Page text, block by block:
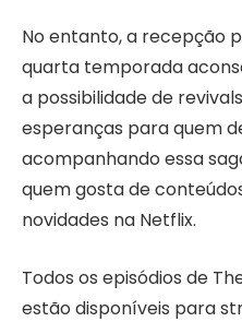
No entanto, a recepção
quarta temporada
a possibilidade de
esperanças para quem
acompanhando essa
quem gosta de
novidades na Netflix.
Todos os episódios de
estão disponíveis para